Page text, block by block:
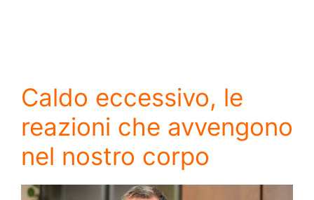
Caldo eccessivo, le
reazioni che avvengono
nel nostro corpo